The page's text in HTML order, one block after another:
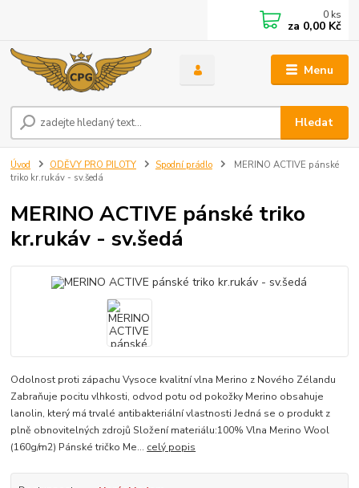
Menu
Hledat
0 ks
za 0,00 Kč
Úvod ODĚVY PRO PILOTY Spodní prádlo
MERINO ACTIVE pánské
triko kr.rukáv - sv.šedá
MERINO ACTIVE pánské triko
kr.rukáv - sv.šedá
Odolnost proti zápachu Vysoce kvalitní vlna Merino z Nového Zélandu
Zabraňuje pocitu vlhkosti, odvod potu od pokožky Merino obsahuje
lanolin, který má trvalé antibakteriální vlastnosti Jedná se o produkt z
plně obnovitelných zdrojů Složení materiálu:100% Vlna Merino Wool
(160g/m2) Pánské tričko Me... celý popis